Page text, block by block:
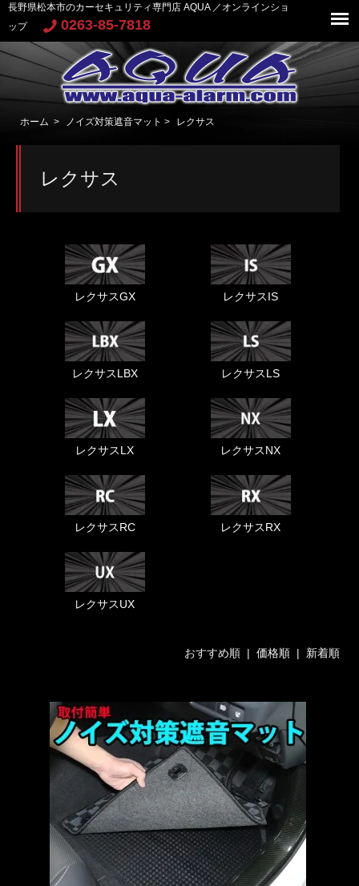
長野県松本市のカーセキュリティ専門店 AQUA ／オンラインショ
ップ
0263-85-7818
ホーム > ノイズ対策遮音マット > レクサス
レクサス
レクサスGX レクサスIS
レクサスLBX レクサスLS
レクサスLX レクサスNX
レクサスRC レクサスRX
レクサスUX
おすすめ順 | 価格順| 新着順